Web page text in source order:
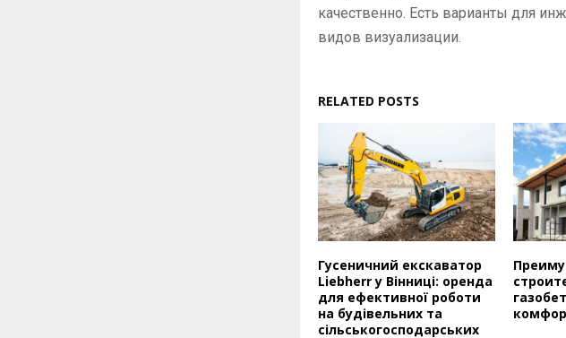
качественно. Есть варианты для
видов визуализации.
RELATED POSTS
Гусеничний екскаватор
Liebherr у Вінниці: оренда
для ефективної роботи
на будівельних та
сільськогосподарських